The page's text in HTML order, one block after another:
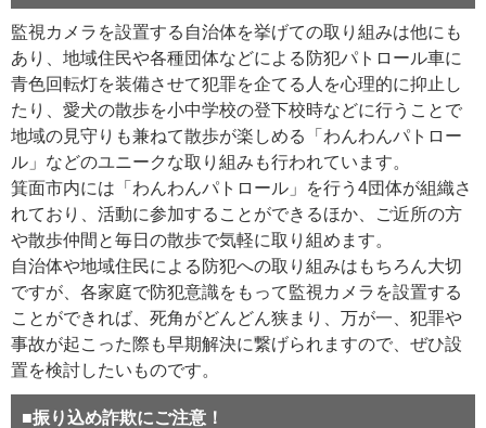
監視カメラを設置する自治体を挙げての取り組みは他にも
あり、地域住民や各種団体などによる防犯パトロール車に
青色回転灯を装備させて犯罪を企てる人を心理的に抑止し
たり、愛犬の散歩を小中学校の登下校時などに行うことで
地域の見守りも兼ねて散歩が楽しめる「わんわんパトロー
ル」などのユニークな取り組みも行われています。
箕面市内には「わんわんパトロール」を行う4団体が組織さ
れており、活動に参加することができるほか、ご近所の方
や散歩仲間と毎日の散歩で気軽に取り組めます。
自治体や地域住民による防犯への取り組みはもちろん大切
ですが、各家庭で防犯意識をもって監視カメラを設置する
ことができれば、死角がどんどん狭まり、万が一、犯罪や
事故が起こった際も早期解決に繋げられますので、ぜひ設
置を検討したいものです。
■振り込め詐欺にご注意！